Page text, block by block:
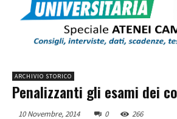
ARCHIVIO STORICO
Penalizzanti gli esami dei
10 Novembre, 2014 0 266